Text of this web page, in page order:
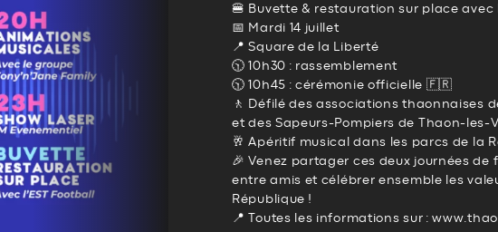
🍔 Buvette & restauration sur place avec
📅 Mardi 14 juillet
📍 Square de la Liberté
🕥 10h30 : rassemblement
🕥 10h45 : cérémonie officielle 🇫🇷
🚶 Défilé des associations thaonnaises
et des Sapeurs-Pompiers de Thaon-les-
🥂 Apéritif musical dans les parcs de la
🎉 Venez partager ces deux journées de
entre amis et célébrer ensemble les
République !
📍 Toutes les informations sur :